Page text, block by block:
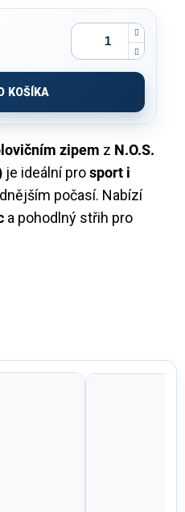
zipem z N.O.S.
je ideální prosport i
počasí. Nabízí
a pohodlný střih pro
KOŠÍKA